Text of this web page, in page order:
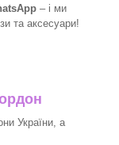
– і ми
та аксесуари!
України, а